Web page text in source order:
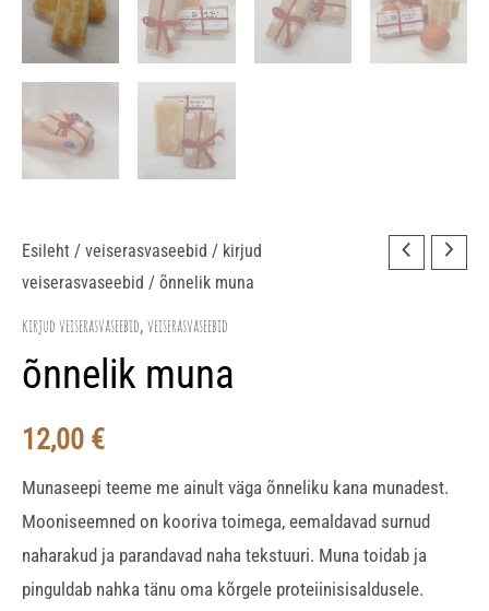
Esileht / veiserasvaseebid / kirjud
veiserasvaseebid / õnnelik muna
kirjud veiserasvaseebid, veiserasvaseebid
õnnelik muna
12,00 €
Munaseepi teeme me ainult väga õnneliku kana munadest.
Mooniseemned on kooriva toimega, eemaldavad surnud
naharakud ja parandavad naha tekstuuri. Muna toidab ja
pinguldab nahka tänu oma kõrgele proteiinisisaldusele.
õnnelik
muna
kogus